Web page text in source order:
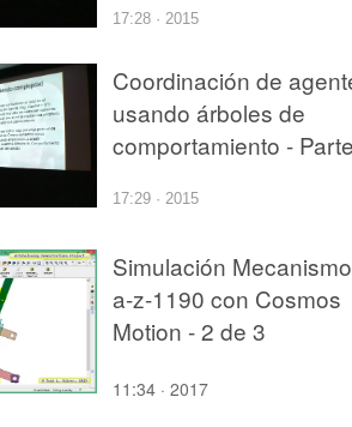
17:28 · 2015
Coordinación de
usando árboles de
comportamiento -
17:29 · 2015
Simulación Mecanismo
a-z-1190 con Cosmos
Motion - 2 de 3
11:34 · 2017